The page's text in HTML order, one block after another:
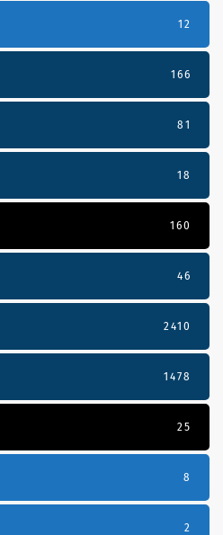
12
166
81
18
160
46
2410
1478
25
8
2